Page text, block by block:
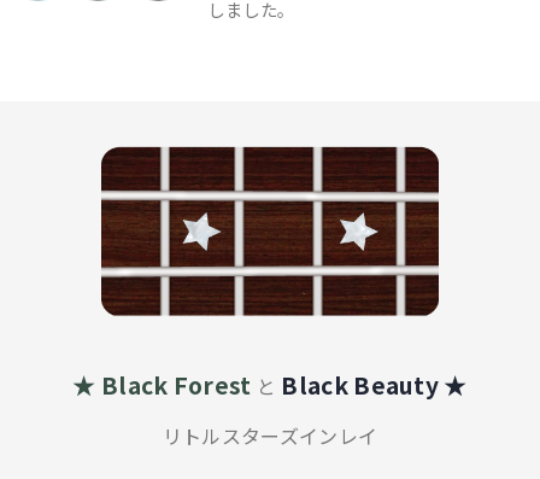
しました｡
★ Black Forest と Black Beauty ★
リトルスターズインレイ